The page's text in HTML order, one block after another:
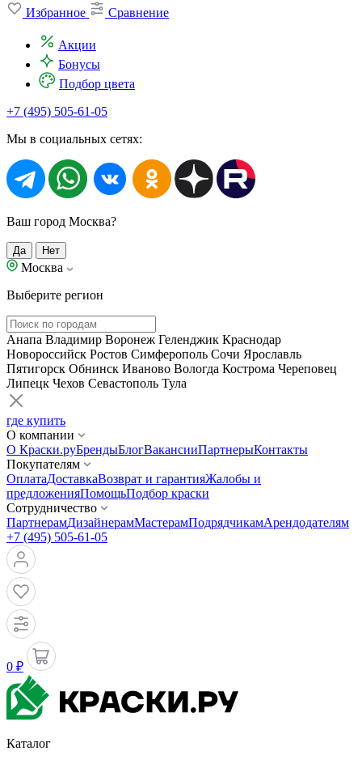
Избранное
Сравнение
Акции
Бонусы
Подбор цвета
+7 (495) 505-61-05
Мы в социальных сетях:
Ваш город Москва?
Да Нет
Москва
Выберите регион
Анапа Владимир Воронеж Геленджик Краснодар
Новороссийск Ростов Симферополь Сочи Ярославль
Пятигорск Обнинск Иваново Вологда Кострома Череповец
Липецк Чехов Севастополь Тула
где купить
О компании
О Краски.руБрендыБлогВакансииПартнерыКонтакты
Покупателям
ОплатаДоставкаВозврат и гарантияЖалобы и
предложенияПомощьПодбор краски
Сотрудничество
ПартнерамДизайнерамМастерамПодрядчикамАрендодателям
+7 (495) 505-61-05
0 ₽
Каталог